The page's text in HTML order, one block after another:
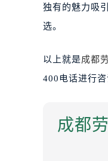
独有的魅力吸
选。
以上就是成都
400电话进行咨
成都